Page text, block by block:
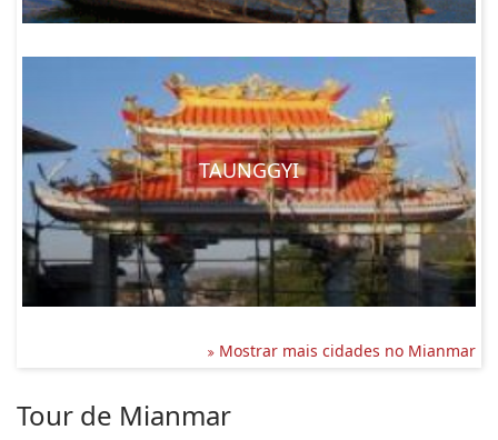
TAUNGGYI
Mostrar mais cidades no Mianmar
Tour de Mianmar